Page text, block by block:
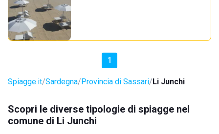
1
Spiagge.it Sardegna Provincia di Sassari Li Junchi
Scopri le diverse tipologie di spiagge nel
comune di Li Junchi